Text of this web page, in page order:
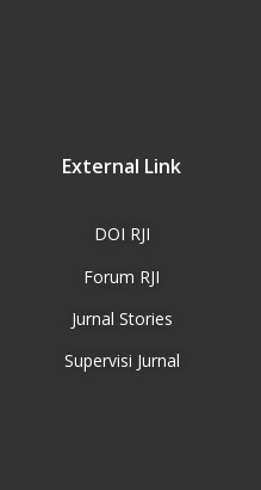
External Link
DOI RJI
Forum RJI
Jurnal Stories
Supervisi Jurnal